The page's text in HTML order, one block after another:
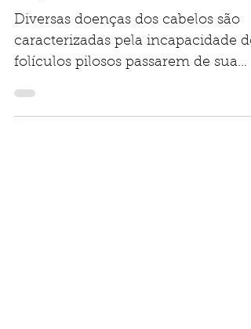
novas indicações além da
Alopecia Areata?
Diversas doenças dos cabelos são
caracterizadas pela incapacidade
folículos pilosos passarem de sua